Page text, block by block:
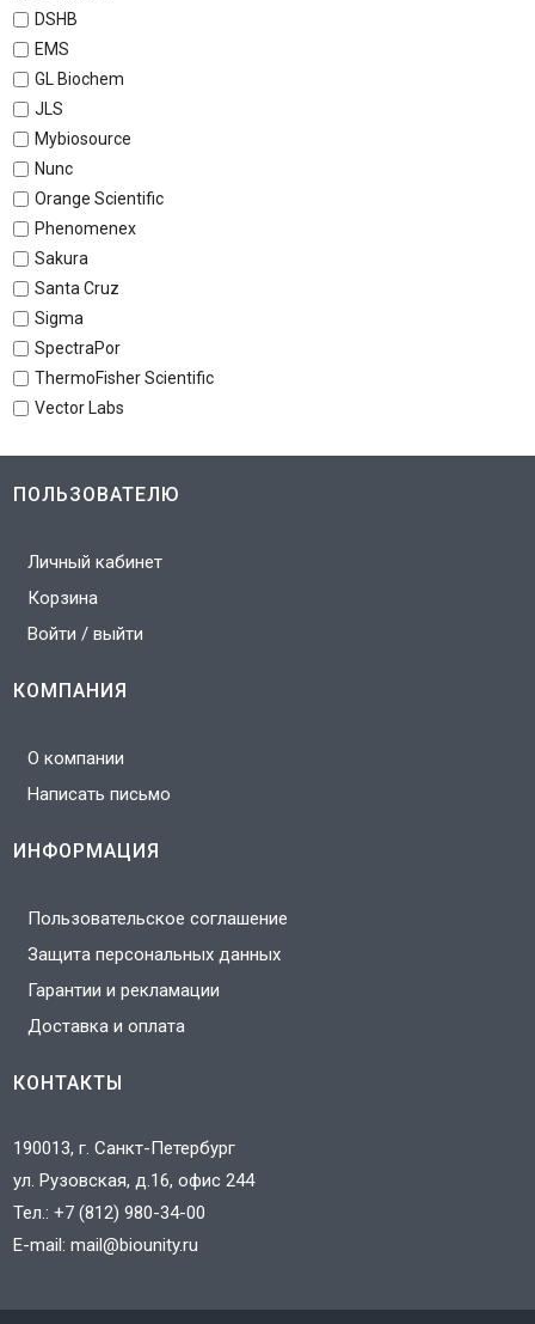
DSHB
EMS
GL Biochem
JLS
Mybiosource
Nunc
Orange Scientific
Phenomenex
Sakura
Santa Cruz
Sigma
SpectraPor
ThermoFisher Scientific
Vector Labs
ПОЛЬЗОВАТЕЛЮ
Личный кабинет
Корзина
Войти / выйти
КОМПАНИЯ
О компании
Написать письмо
ИНФОРМАЦИЯ
Пользовательское соглашение
Защита персональных данных
Гарантии и рекламации
Доставка и оплата
КОНТАКТЫ
190013, г. Санкт-Петербург
ул. Рузовская, д.16, офис 244
Тел.:+7 (812) 980-34-00
E-mail:mail@biounity.ru